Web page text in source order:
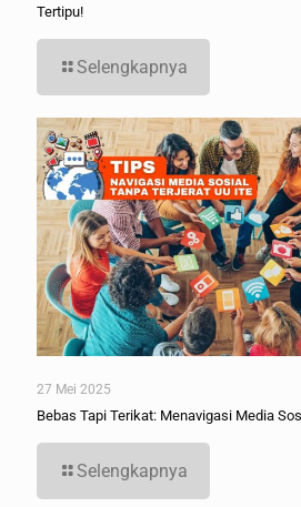
Tertipu!
Selengkapnya
27 Mei 2025
Bebas Tapi Terikat: Menavigasi Media
Selengkapnya